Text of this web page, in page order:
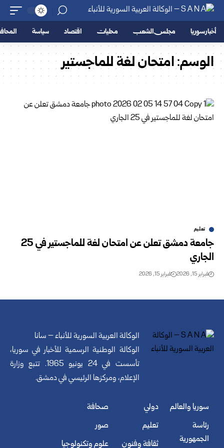
أخبار سوريا مجلس الشعب محليات اقتصاد سياسة
الوسم:امتحان لغة للماجستير
تعليم
جامعة دمشق تعلن عن امتحان لغة للماجستير في 25
الجاري
فبراير 15, 2026 فبراير 15, 2026
الوكالة العربية السورية للأنباء – سانا
الوكالة الوطنية الرسمية للأخبار في سوريا،
تأسست في 24 يونيو 1965. تتبع وزارة
الإعلام، ومركزها الرئيسي في دمشق.
سوريا والعالم
رئاسة
الجمهورية
دولي
تعليم
ثقافة وفنون
صحافة
صور
علوم وتكنولوجيا